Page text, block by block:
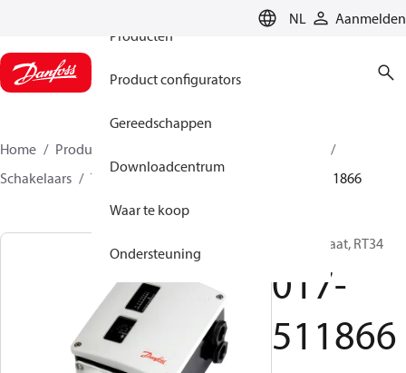
NL
Aanmelden
Producten
Product configurators
Gereedschappen
Downloadcentrum
Waar te koop
Ondersteuning
Home Producten
Schakelaars
Temperatuurschakelaars 017-511866
Thermostaat, RT34
017-
511866